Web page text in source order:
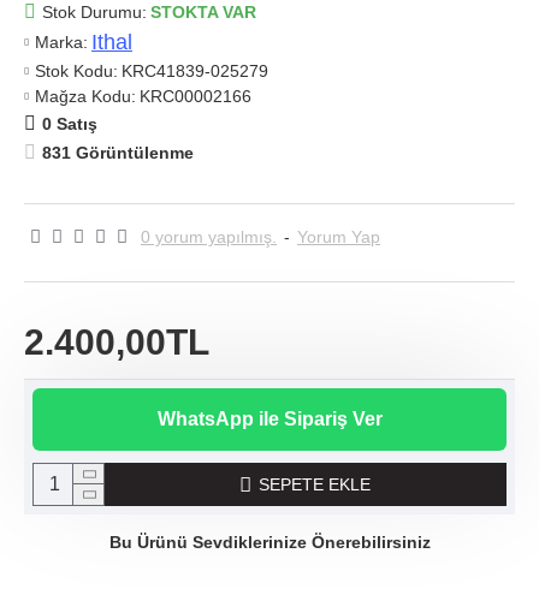
Stok Durumu: STOKTA VAR
Marka: Ithal
Stok Kodu: KRC41839-025279
Mağza Kodu: KRC00002166
0 Satış
831 Görüntülenme
0 yorum yapılmış. - Yorum Yap
2.400,00TL
WhatsApp ile Sipariş Ver
SEPETE EKLE
Bu Ürünü Sevdiklerinize Önerebilirsiniz